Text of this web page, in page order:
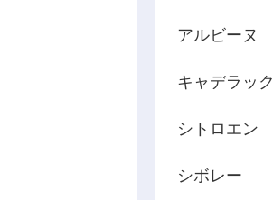
アルビーヌ
キャデラック
シトロエン
シボレー